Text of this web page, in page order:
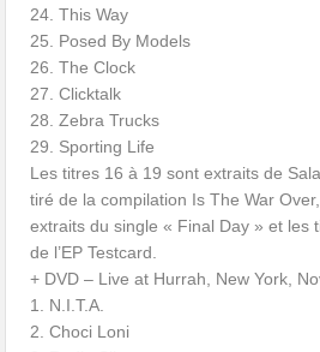
24. This Way
25. Posed By Models
26. The Clock
27. Clicktalk
28. Zebra Trucks
29. Sporting Life
Les titres 16 à 19 sont extraits de
tiré de la compilation Is The War
extraits du single « Final Day » et les
de l’EP Testcard.
+ DVD – Live at Hurrah, New York,
1. N.I.T.A.
2. Choci Loni